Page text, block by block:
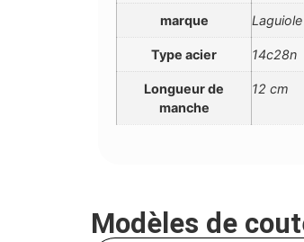
marque
Type acier 14c28n
Longueur de
manche
12 cm
Modèles de